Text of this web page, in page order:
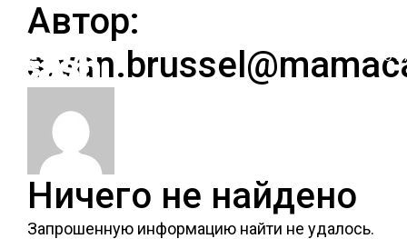
GO
Автор:
Ничего не найдено
Запрошенную информацию найти не удалось.